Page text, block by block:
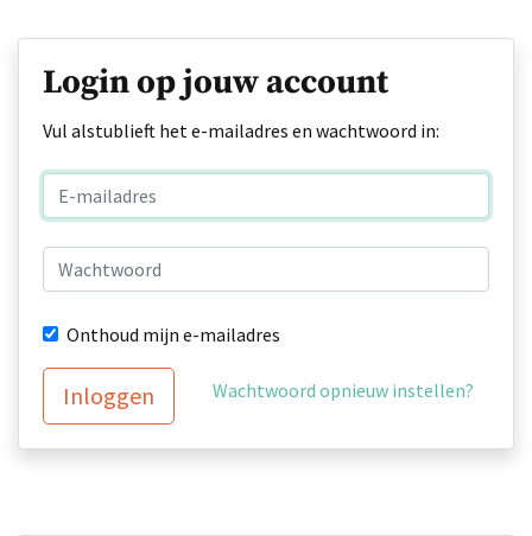
Login op jouw account
Vul alstublieft het e-mailadres en wachtwoord in:
Onthoud mijn e-mailadres
Inloggen Wachtwoord opnieuw instellen?